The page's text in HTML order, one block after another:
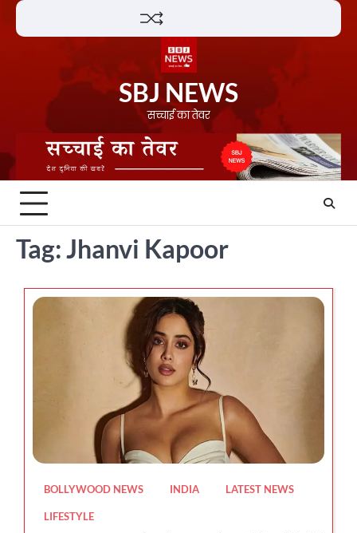
Skip
SBJ NEWS
सच्चाई का तेवर
Tag:Jhanvi Kapoor
BOLLYWOOD NEWS INDIA LATEST NEWS
LIFESTYLE